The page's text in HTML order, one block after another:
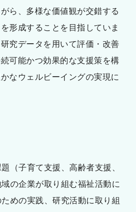
ら、多様な価値観が交錯する
形成することを目指していま
究データを用いて評価・改善
可能かつ効果的な支援策を構
なウェルビーイングの実現に
（子育て支援、高齢者支援、
の企業が取り組む福祉活動に
めの実践、研究活動に取り組